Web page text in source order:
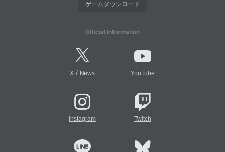
ゲームダウンロード
Official Information
X/ News YouTube
Instagram Twitch